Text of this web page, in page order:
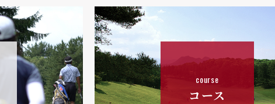
course
コース